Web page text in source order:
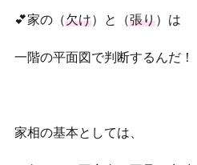
💕家の（欠け）と（張り）は
一階の平面図で判断するんだ！
家相の基本としては、